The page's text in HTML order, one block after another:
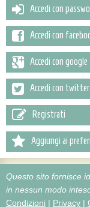
Accedi con
Accedi con
Accedi con google
Accedi con twitter
Registrati
Aggiungi ai
Questo sito fornisce
in nessun modo
Condizioni | Privacy |